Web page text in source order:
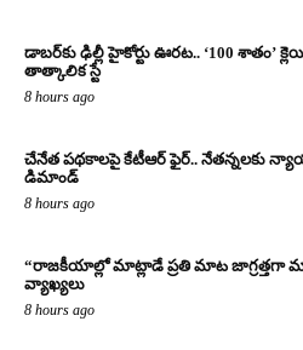
డాబర్‌కు ఢిల్లీ హైకోర్టు ఊరట.. ‘100 శాతం’
తాత్కాలిక స్టే
8 hours ago
చేనేత పథకాలపై కేటీఆర్ ఫైర్.. నేతన్నలకు
డిమాండ్
8 hours ago
“రాజకీయాల్లో మాట్లాడే ప్రతి మాట జాగ్రత్తగా
వ్యాఖ్యలు
8 hours ago